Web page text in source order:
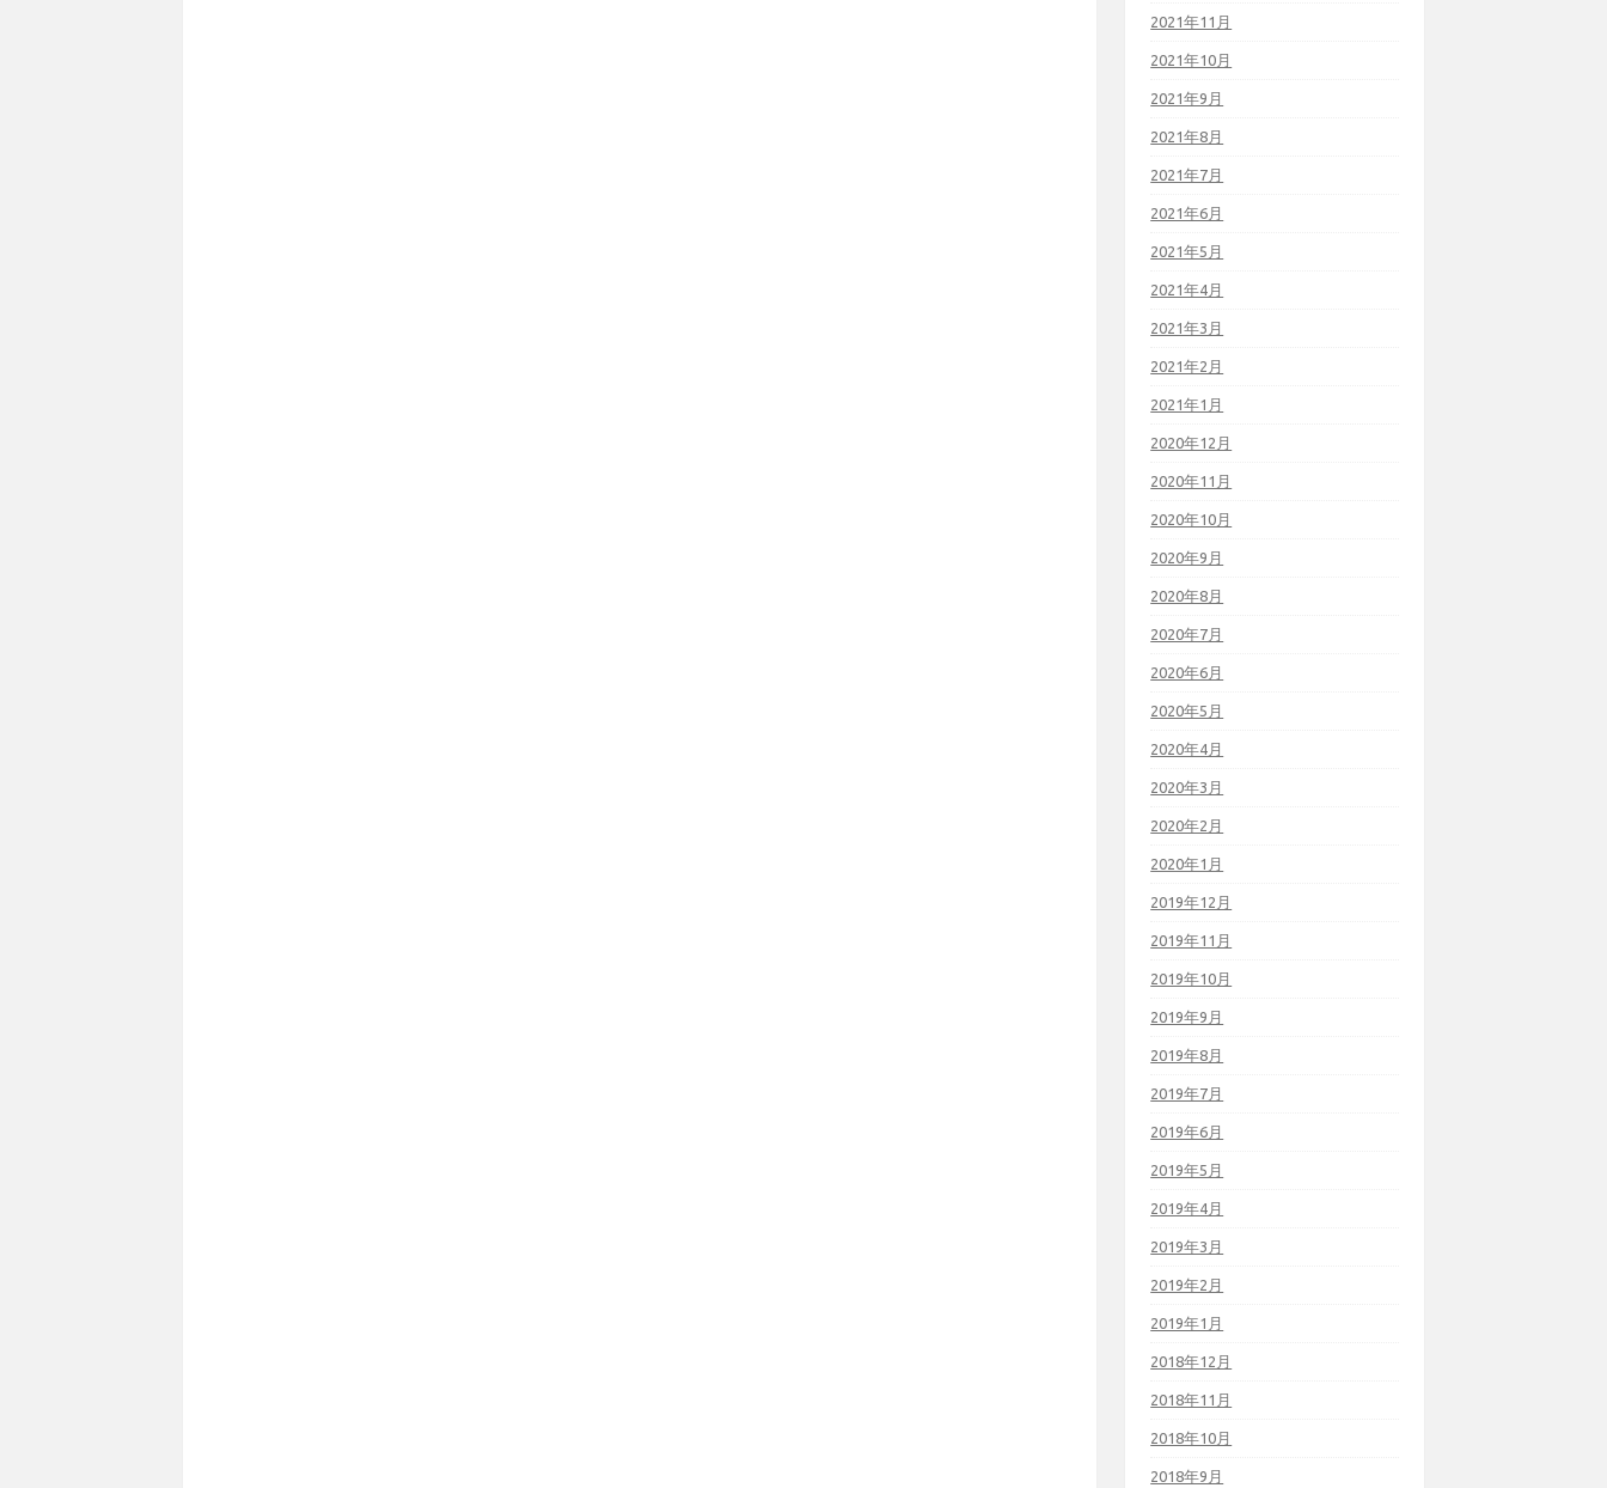
2021年11月
2021年10月
2021年9月
2021年8月
2021年7月
2021年6月
2021年5月
2021年4月
2021年3月
2021年2月
2021年1月
2020年12月
2020年11月
2020年10月
2020年9月
2020年8月
2020年7月
2020年6月
2020年5月
2020年4月
2020年3月
2020年2月
2020年1月
2019年12月
2019年11月
2019年10月
2019年9月
2019年8月
2019年7月
2019年6月
2019年5月
2019年4月
2019年3月
2019年2月
2019年1月
2018年12月
2018年11月
2018年10月
2018年9月